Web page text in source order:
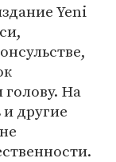
Yeni
На
другие